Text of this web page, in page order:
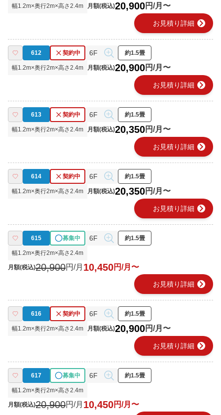
幅1.2m×奥行2m×高さ2.4m 月額(税込)20,900円/月〜
お見積り詳細 chevron_right
612 契約中 6F 約1.5畳
幅1.2m×奥行2m×高さ2.4m 月額(税込)20,900円/月〜
お見積り詳細 chevron_right
613 契約中 6F 約1.5畳
幅1.2m×奥行2m×高さ2.4m 月額(税込)20,350円/月〜
お見積り詳細 chevron_right
614 契約中 6F 約1.5畳
幅1.2m×奥行2m×高さ2.4m 月額(税込)20,350円/月〜
お見積り詳細 chevron_right
615 募集中 6F 約1.5畳
幅1.2m×奥行2m×高さ2.4m
月額(税込)20,900円/月 10,450円/月〜
お見積り詳細 chevron_right
616 契約中 6F 約1.5畳
幅1.2m×奥行2m×高さ2.4m 月額(税込)20,900円/月〜
お見積り詳細 chevron_right
617 募集中 6F 約1.5畳
幅1.2m×奥行2m×高さ2.4m
月額(税込)20,900円/月 10,450円/月〜